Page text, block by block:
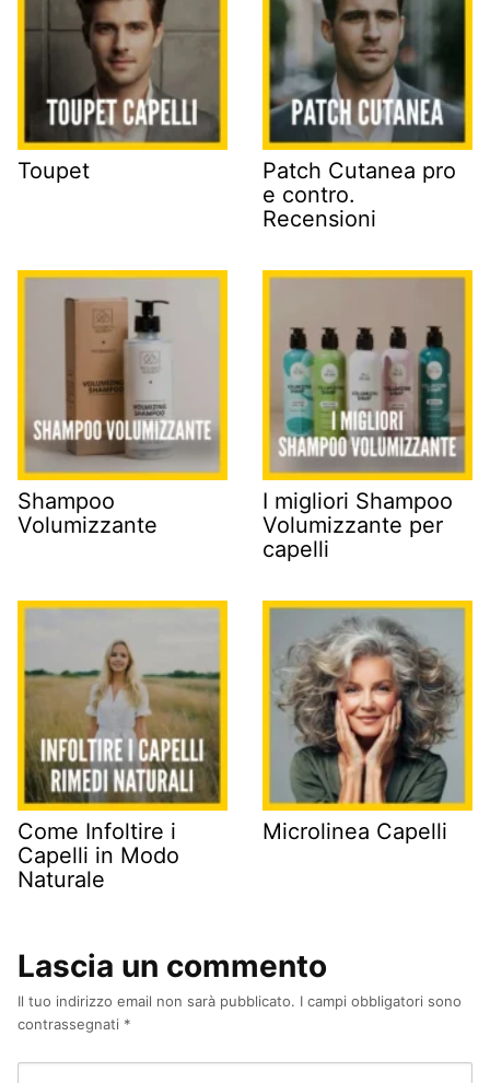
Toupet
Patch Cutanea pro
e contro.
Recensioni
Shampoo
Volumizzante
I migliori Shampoo
Volumizzante per
capelli
Come Infoltire i
Capelli in Modo
Naturale
Microlinea Capelli
Lascia un commento
Il tuo indirizzo email non sarà pubblicato. I campi obbligatori sono
contrassegnati *